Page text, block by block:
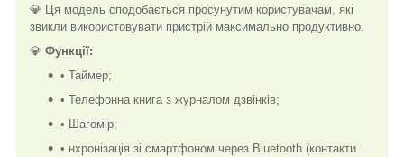
💎 Ця модель сподобається просунутим користувачам, які
звикли використовувати пристрій максимально продуктивно.
💎 Функції:
• Таймер;
• Телефонна книга з журналом дзвінків;
• Шагомір;
• нхронізація зі смартфоном через Bluetooth (контакти